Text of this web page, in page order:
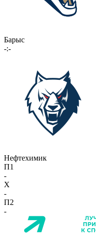
Барыс
-:-
Нефтехимик
П1
-
X
-
П2
-